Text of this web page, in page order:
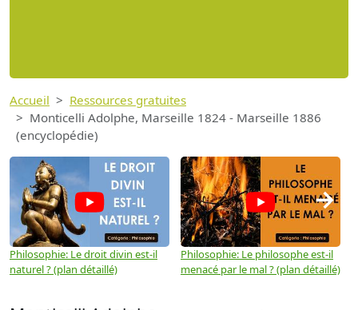
Accueil
Ressources gratuites
Monticelli Adolphe, Marseille 1824 - Marseille 1886
(encyclopédie)
Philosophie: Le droit divin est-il
naturel ? (plan détaillé)
Philosophie: Le philosophe est-il
menacé par le mal ? (plan détaillé)
→